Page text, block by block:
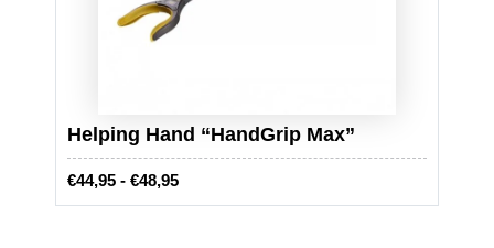
Helping Hand “HandGrip Max”
€44,95 - €48,95P
r